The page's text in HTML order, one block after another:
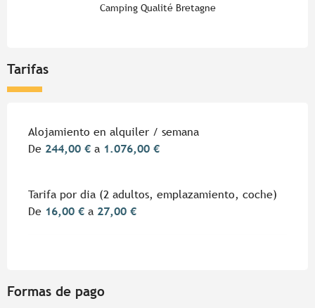
Camping Qualité Bretagne
Tarifas
Tarifas 2026
Alojamiento en alquiler / semana
De 244,00 € a 1.076,00 €
Tarifa por dia (2 adultos, emplazamiento, coche)
De 16,00 € a 27,00 €
Formas de pago